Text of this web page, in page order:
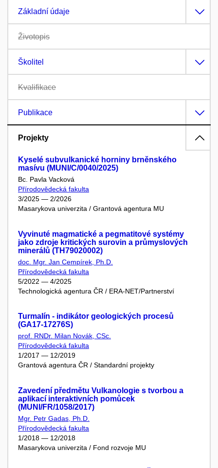
Základní údaje
Životopis
Školitel
Kvalifikace
Publikace
Projekty
Kyselé subvulkanické horniny brněnského
masívu (MUNI/C/0040/2025)
Bc. Pavla Vacková
Přírodovědecká fakulta
3/2025 — 2/2026
Masarykova univerzita / Grantová agentura MU
Vyvinuté magmatické a pegmatitové systémy
jako zdroje kritických surovin a průmyslových
minerálů (TH79020002)
doc. Mgr. Jan Cempírek, Ph.D.
Přírodovědecká fakulta
5/2022 — 4/2025
Technologická agentura ČR / ERA-NET/Partnerství
Turmalín - indikátor geologických procesů
(GA17-17276S)
prof. RNDr. Milan Novák, CSc.
Přírodovědecká fakulta
1/2017 — 12/2019
Grantová agentura ČR / Standardní projekty
Zavedení předmětu Vulkanologie s tvorbou a
aplikací interaktivních pomůcek
(MUNI/FR/1058/2017)
Mgr. Petr Gadas, Ph.D.
Přírodovědecká fakulta
1/2018 — 12/2018
Masarykova univerzita / Fond rozvoje MU